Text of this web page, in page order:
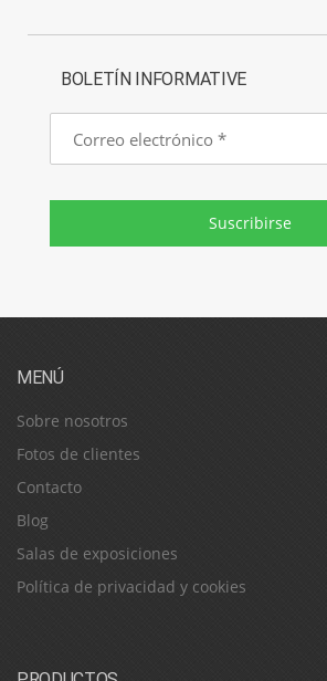
BOLETÍN INFORMATIVE
Correo
electrónico
Suscribirse
MENÚ
Sobre nosotros
Fotos de clientes
Contacto
Blog
Salas de exposiciones
Política de privacidad y cookies